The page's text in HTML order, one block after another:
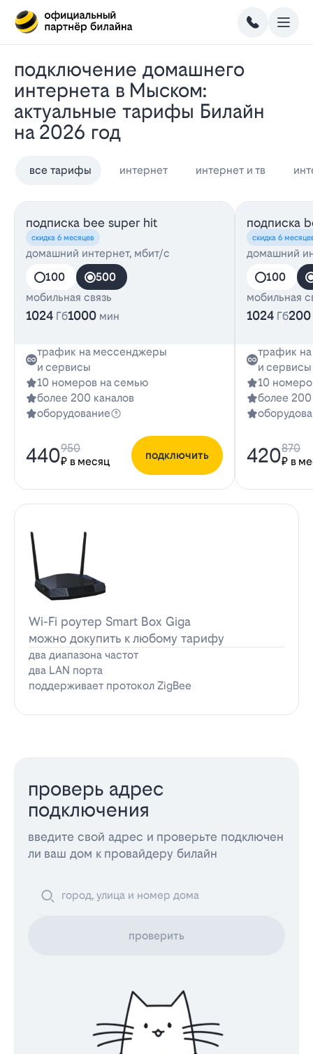
Подключение домашнего
интернета в Мыском:
актуальные тарифы Билайн
на 2026 год
все тарифы интернет интернет и тв
подписка bee super hit
скидка 6 месяцев
домашний интернет, мбит/с
100
500
мобильная связь
1024 Гб1000 мин
трафик на мессенджеры
и сервисы
10 номеров на семью
более 200 каналов
оборудование
440₽ в месяц
950
подключить
подписка
скидка 6
домашний
100
мобильная
1024 Гб200
трафик
и сервисы
10
более 200
420₽ в
870
Wi-Fi роутер Smart Box Giga
можно докупить к любому тарифу
два диапазона частот
два LAN порта
поддерживает протокол ZigBee
проверь адрес
подключения
введите свой адрес и проверьте подключен
ли ваш дом к провайдеру билайн
проверить